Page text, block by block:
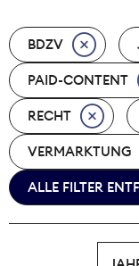
BDZV
PAID-CONTENT
RECHT
VERMARKTUNG
ALLE FILTER